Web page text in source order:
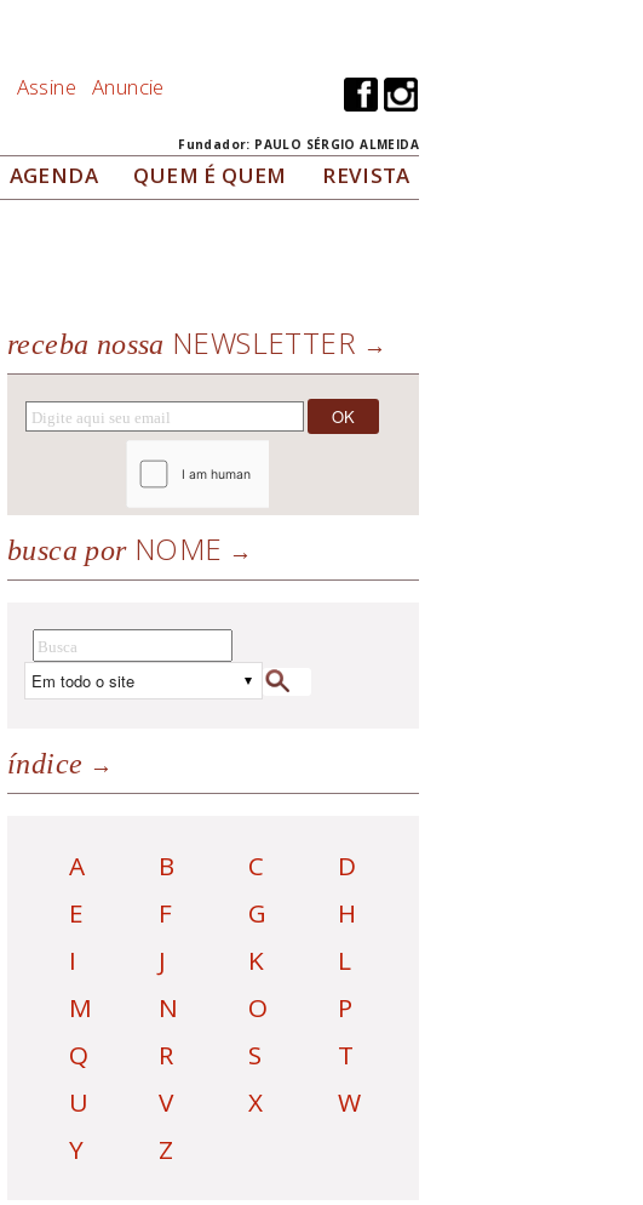
Assine Anuncie
Fundador: PAULO SÉRGIO ALMEIDA
AGENDA QUEM É QUEM REVISTA
receba nossa NEWSLETTER
busca porNOME
índice
A B C
D
E
F G
H
I
J K
L
M
N O
P
Q
R S
T
U
V X
W
Y
Z